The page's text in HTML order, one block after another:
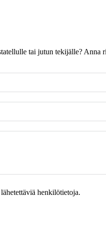
tai jutun tekijälle?
henkilötietoja.